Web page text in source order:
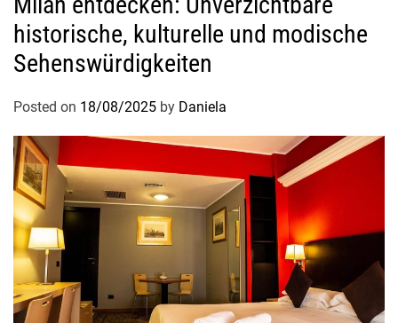
h
e
S
h
e
s
w
g
historische, kulturelle und modische
Sehenswürdigkeiten
Posted on 18/08/2025 by Daniela